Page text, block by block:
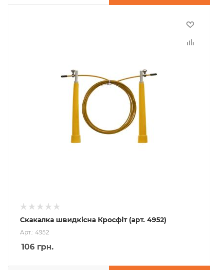
Скакалка швидкісна Кросфіт (арт. 4952)
Арт.: 4952
106 грн.